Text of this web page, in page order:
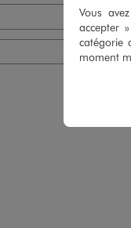
Vous
accepter
catégorie
moment